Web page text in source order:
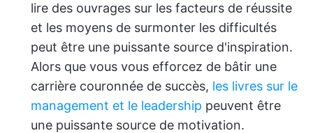
lire des ouvrages sur les facteurs de réussite
et les moyens de surmonter les difficultés
peut être une puissante source d'inspiration.
Alors que vous vous efforcez de bâtir une
carrière couronnée de succès, les livres sur le
management et le leadership peuvent être
une puissante source de motivation.